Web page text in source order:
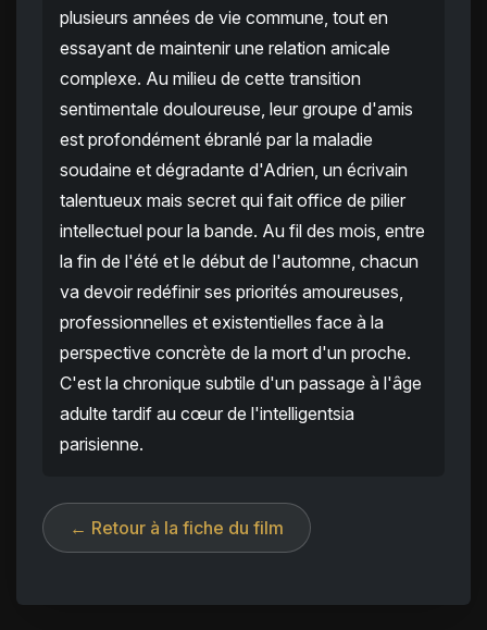
plusieurs années de vie commune, tout en
essayant de maintenir une relation amicale
complexe. Au milieu de cette transition
sentimentale douloureuse, leur groupe d'amis
est profondément ébranlé par la maladie
soudaine et dégradante d'Adrien, un écrivain
talentueux mais secret qui fait office de pilier
intellectuel pour la bande. Au fil des mois, entre
la fin de l'été et le début de l'automne, chacun
va devoir redéfinir ses priorités amoureuses,
professionnelles et existentielles face à la
perspective concrète de la mort d'un proche.
C'est la chronique subtile d'un passage à l'âge
adulte tardif au cœur de l'intelligentsia
parisienne.
← Retour à la fiche du film